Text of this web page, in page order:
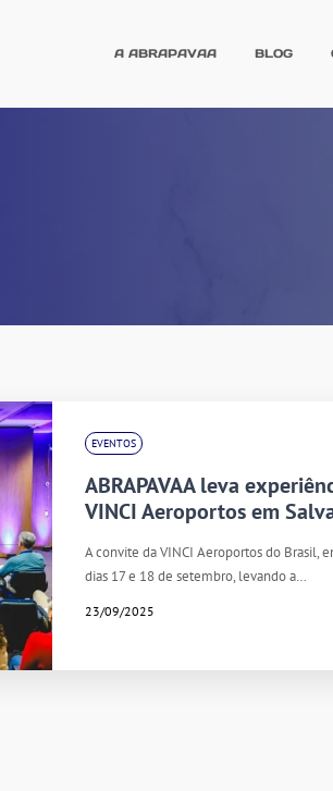
A ABRAPAVAA BLOG
EVENTOS
ABRAPAVAA leva
VINCI Aeroportos em
A convite da VINCI Aeroportos do Brasil,
dias 17 e 18 de setembro, levando a…
23/09/2025